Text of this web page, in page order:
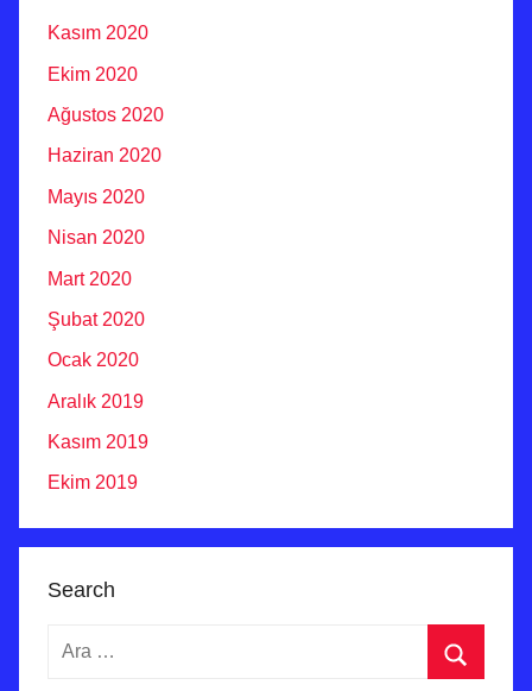
Kasım 2020
Ekim 2020
Ağustos 2020
Haziran 2020
Mayıs 2020
Nisan 2020
Mart 2020
Şubat 2020
Ocak 2020
Aralık 2019
Kasım 2019
Ekim 2019
Search
Arama: